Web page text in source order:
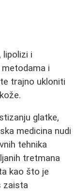
lipolizi i
i
trajno ukloniti
glatke,
medicina nudi
tehnika
tretmana
kao što je
zaista